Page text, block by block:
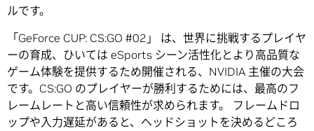
ルです。
「GeForce CUP: CS:GO #02」 は、世界に挑戦するプレイヤ
ーの育成、ひいては eSports シーン活性化とより高品質な
ゲーム体験を提供するため開催される、NVIDIA 主催の大会
です。CS:GO のプレイヤーが勝利するためには、最高のフ
レームレートと高い信頼性が求められます。 フレームドロ
ップや入力遅延があると、ヘッドショットを決めるどころ